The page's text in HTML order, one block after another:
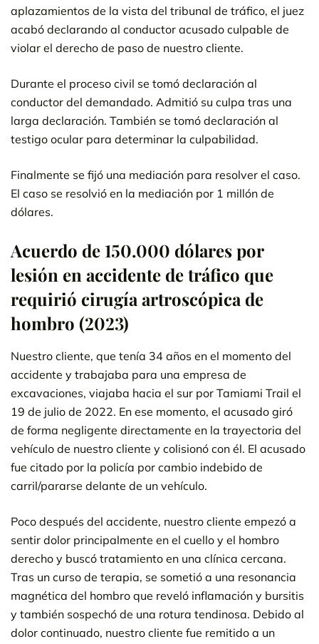
aplazamientos de la vista del tribunal de tráfico, el juez
acabó declarando al conductor acusado culpable de
violar el derecho de paso de nuestro cliente.
Durante el proceso civil se tomó declaración al
conductor del demandado. Admitió su culpa tras una
larga declaración. También se tomó declaración al
testigo ocular para determinar la culpabilidad.
Finalmente se fijó una mediación para resolver el caso.
El caso se resolvió en la mediación por 1 millón de
dólares.
Acuerdo de 150.000 dólares por
lesión en accidente de tráfico que
requirió cirugía artroscópica de
hombro (2023)
Nuestro cliente, que tenía 34 años en el momento del
accidente y trabajaba para una empresa de
excavaciones, viajaba hacia el sur por Tamiami Trail el
19 de julio de 2022. En ese momento, el acusado giró
de forma negligente directamente en la trayectoria del
vehículo de nuestro cliente y colisionó con él. El acusado
fue citado por la policía por cambio indebido de
carril/pararse delante de un vehículo.
Poco después del accidente, nuestro cliente empezó a
sentir dolor principalmente en el cuello y el hombro
derecho y buscó tratamiento en una clínica cercana.
Tras un curso de terapia, se sometió a una resonancia
magnética del hombro que reveló inflamación y bursitis
y también sospechó de una rotura tendinosa. Debido al
dolor continuado, nuestro cliente fue remitido a un